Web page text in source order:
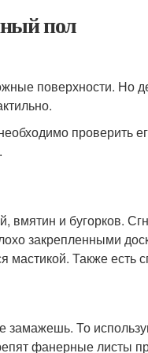
пол
поверхности. Но
проверить
вмятин и бугорков.
закрепленными
Также есть
То
фанерные листы